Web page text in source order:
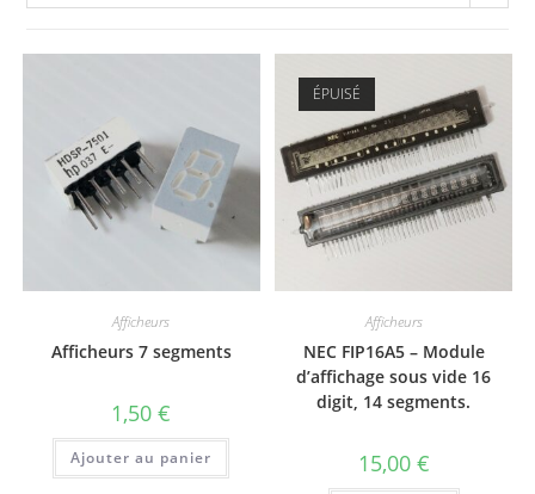
Afficheurs
Afficheurs 7 segments
1,50€
Ajouter au panier
ÉPUISÉ
Afficheurs
NEC FIP16A5 – Module
d’affichage sous vide 16
digit, 14 segments.
15,00 €